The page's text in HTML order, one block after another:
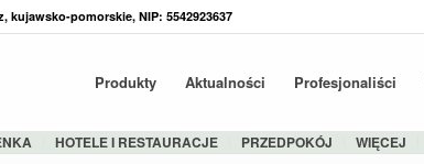
kujawsko-pomorskie, NIP: 5542923637
Produkty Aktualności Profesjonaliści
HOTELE I RESTAURACJE PRZEDPOKÓJ WIĘCEJ